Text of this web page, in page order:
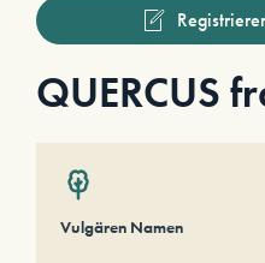
QUERCUS
Vulgären Namen